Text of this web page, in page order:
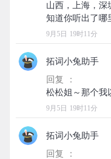
山西，上海，深
9月5日 19时11分
拓词小兔助手
回复 ：
9月5日 19时11分
拓词小兔助手
回复 ：